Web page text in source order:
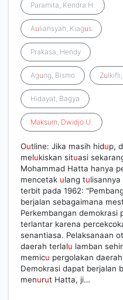
Paramita, Kendra H.
Auliansyah, Kiagus
Prakasa, Hendy
Agung, Bismo Zu
Hidayat, Bagya
Maksum, Dwidjo U.
Outline: Jika masih hidup,
melukiskan situasi
Mohammad Hatta hanya
mencetak ulang tulisannya
terbit pada 1962: "Pembang
berjalan sebagaimana
Perkembangan demokrasi
terlantar karena
senantiasa. Pelaksanaan
daerah terlalu lamban
memicu pergolakan
Demokrasi dapat berjalan
menurut Hatta, ji…